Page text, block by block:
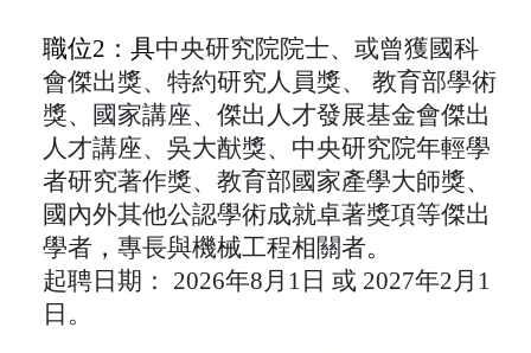
職位2：具中央研究院院士、或曾獲國科
會傑出獎、特約研究人員獎、 教育部學術
獎、國家講座、傑出人才發展基金會傑出
人才講座、吳大猷獎、中央研究院年輕學
者研究著作獎、教育部國家產學大師獎、
國內外其他公認學術成就卓著獎項等傑出
學者 ， 專長與機械工程相關者。
起聘日期： 2026年8月1日 或 2027年2月1
日。